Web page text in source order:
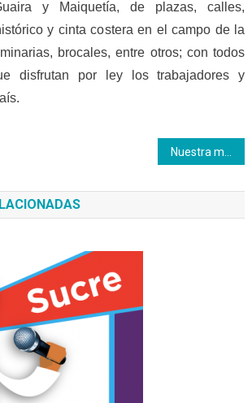
y Maiquetía, de plazas, calles,
y cinta costera en el campo de la
brocales, entre otros; con todos
disfrutan por ley los trabajadores y